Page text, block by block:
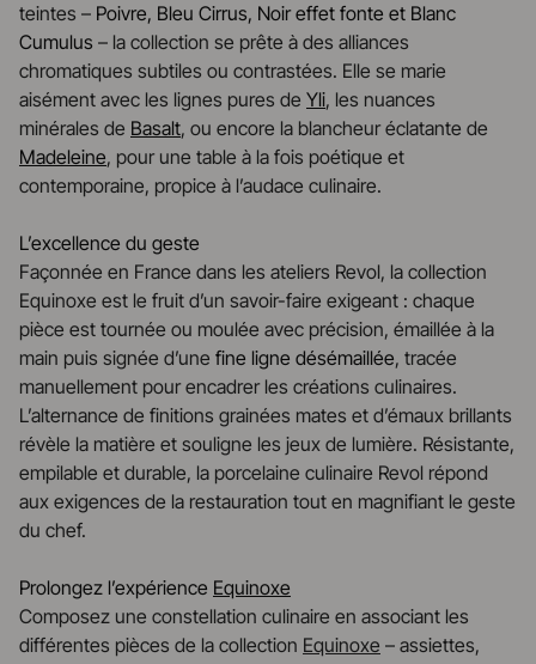
teintes – Poivre, Bleu Cirrus, Noir effet fonte et Blanc
Cumulus – la collection se prête à des alliances
chromatiques subtiles ou contrastées. Elle se marie
aisément avec les lignes pures de Yli, les nuances
minérales de Basalt, ou encore la blancheur éclatante de
Madeleine, pour une table à la fois poétique et
contemporaine, propice à l’audace culinaire.
L’excellence du geste
Façonnée en France dans les ateliers Revol, la collection
Equinoxe est le fruit d’un savoir-faire exigeant : chaque
pièce est tournée ou moulée avec précision, émaillée à la
main puis signée d’une fine ligne désémaillée, tracée
manuellement pour encadrer les créations culinaires.
L’alternance de finitions grainées mates et d’émaux brillants
révèle la matière et souligne les jeux de lumière. Résistante,
empilable et durable, la porcelaine culinaire Revol répond
aux exigences de la restauration tout en magnifiant le geste
du chef.
Prolongez l’expérience Equinoxe
Composez une constellation culinaire en associant les
différentes pièces de la collection Equinoxe – assiettes,